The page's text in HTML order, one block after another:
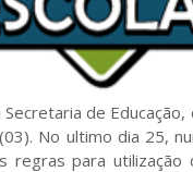
de
No ultimo dia 25,
regras para